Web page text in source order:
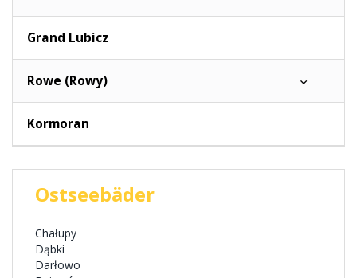
Grand Lubicz
Rowe (Rowy)
Kormoran
Ostseebäder
Chałupy
Dąbki
Darłowo